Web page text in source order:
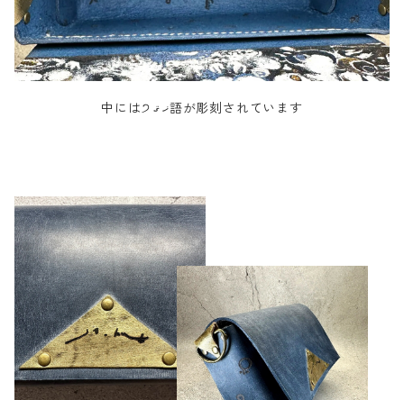
中には੭ ޚ ޤ語が彫刻されています